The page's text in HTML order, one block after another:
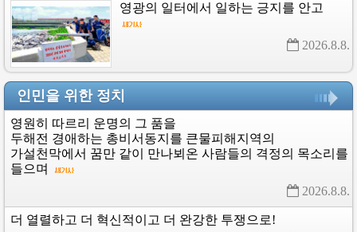
영광의 일터에서 일하는 긍지를 안고
2026.8.8.
인민을 위한 정치
영원히 따르리 운명의 그 품을
두해전 경애하는 총비서동지를 큰물피해지역의
가설천막에서 꿈만 같이 만나뵈온 사람들의 격정의 목소리를
들으며
2026.8.8.
더 열렬하고 더 혁신적이고 더 완강한 투쟁으로!